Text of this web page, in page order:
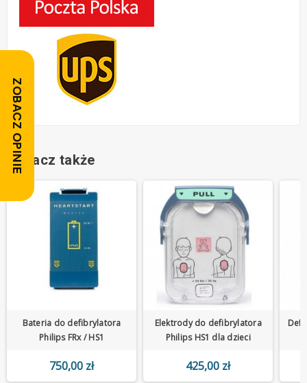
Zobacz także
Bateria do defibrylatora
Philips FRx / HS1
750,00 zł
Elektrody do defibrylatora
Philips HS1 dla dzieci
425,00 zł
ZOBACZ OPINIE